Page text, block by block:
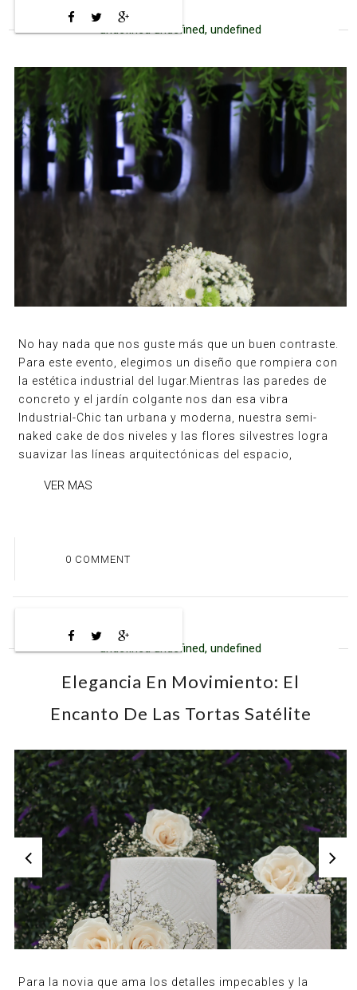
undefined undefined, undefined
No hay nada que nos guste más que un buen contraste.
Para este evento, elegimos un diseño que rompiera con
la estética industrial del lugar.Mientras las paredes de
concreto y el jardín colgante nos dan esa vibra
Industrial-Chic tan urbana y moderna, nuestra semi-
naked cake de dos niveles y las flores silvestres logra
suavizar las líneas arquitectónicas del espacio,
VER MAS
0 COMMENT
undefined undefined, undefined
Elegancia En Movimiento: El
Encanto De Las Tortas Satélite
Para la novia que ama los detalles impecables y la